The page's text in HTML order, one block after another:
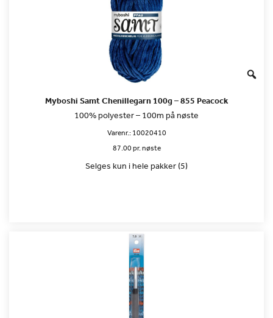
Myboshi Samt Chenillegarn 100g – 855 Peacock
100% polyester – 100m på nøste
Varenr.:10020410
87.00 pr. nøste
Selges kun i hele pakker (5)